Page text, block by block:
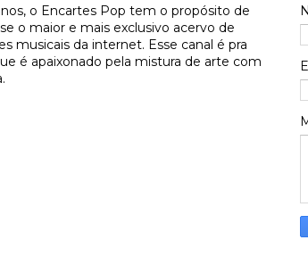
o Encartes Pop tem o propósito de
o maior e mais exclusivo acervo de
musicais da internet. Esse canal é pra
é apaixonado pela mistura de arte com